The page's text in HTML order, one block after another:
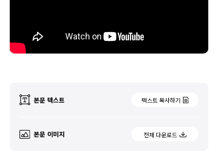
본문 텍스트 텍스트 복사하기
본문 이미지 전체 다운로드